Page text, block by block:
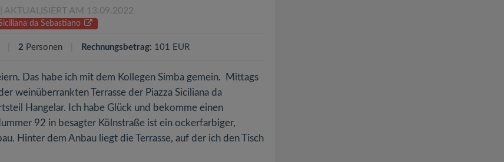
| AKTUALISIERT AM 13.09.2022
da Sebastiano
2 Personen Rechnungsbetrag: 101 EUR
Das habe ich mit dem Kollegen Simba gemein. Mittags
weinüberrankten Terrasse der Piazza Siciliana da
Hangelar. Ich habe Glück und bekomme einen
92 in besagter Kölnstraße ist ein ockerfarbiger,
Hinter dem Anbau liegt die Terrasse, auf der ich den Tisch